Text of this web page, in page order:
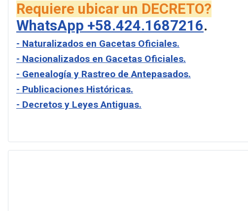
Requiere ubicar un DECRETO?
WhatsApp +58.424.1687216.
- Naturalizados en Gacetas Oficiales.
- Nacionalizados en Gacetas Oficiales.
- Genealogía y Rastreo de Antepasados.
- Publicaciones Históricas.
- Decretos y Leyes Antiguas.